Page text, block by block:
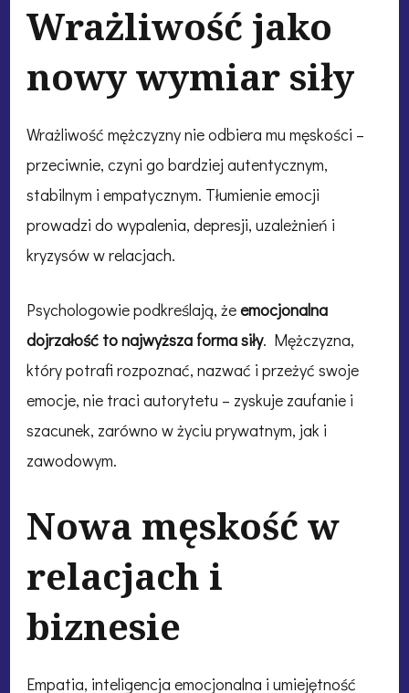
Wrażliwość jako
nowy wymiar siły
Wrażliwość mężczyzny nie odbiera mu męskości –
przeciwnie, czyni go bardziej autentycznym,
stabilnym i empatycznym. Tłumienie emocji
prowadzi do wypalenia, depresji, uzależnień i
kryzysów w relacjach.
Psychologowie podkreślają, żeemocjonalna
dojrzałość to najwyższa forma siły. Mężczyzna,
który potrafi rozpoznać, nazwać i przeżyć swoje
emocje, nie traci autorytetu – zyskuje zaufanie i
szacunek, zarówno w życiu prywatnym, jak i
zawodowym.
Nowa męskość w
relacjach i
biznesie
Empatia, inteligencja emocjonalna i umiejętność